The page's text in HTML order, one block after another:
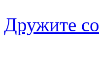
Дружите